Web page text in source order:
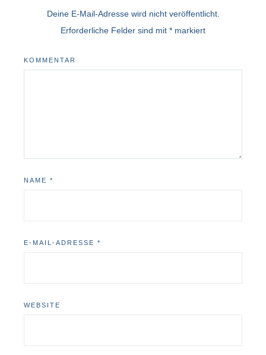
Deine E-Mail-Adresse wird nicht veröffentlicht.
Erforderliche Felder sind mit * markiert
KOMMENTAR
NAME *
E-MAIL-ADRESSE *
WEBSITE